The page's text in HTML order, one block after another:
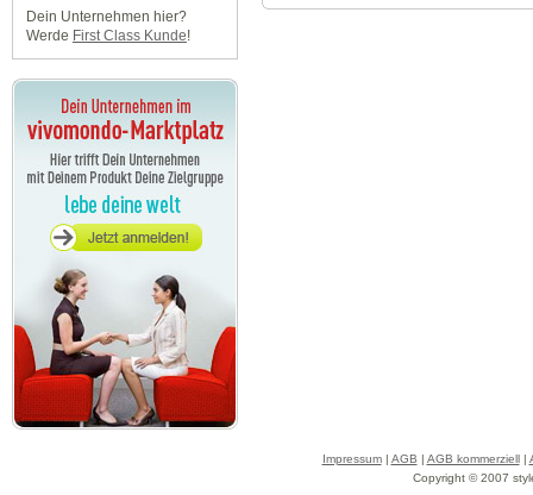
Dein Unternehmen hier?
Werde First Class Kunde!
Impressum| AGB | AGB kommerziell|
Copyright © 2007